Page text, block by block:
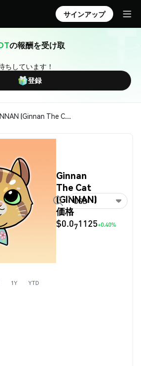
サインアップ
の報酬を受け取
ちしています！
登録
GINNAN (Ginnan The Cat)
Ginnan
The Cat
(GINNAN)
価格
$0.071125+0.40%
USD
1Y YTD